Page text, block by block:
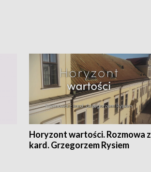
Horyzont wartości. Rozmowa z
kard. Grzegorzem Rysiem